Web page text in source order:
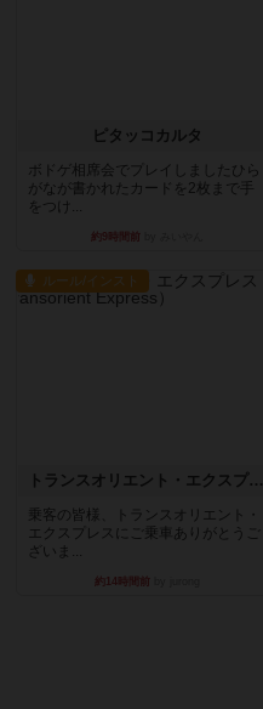
ピタッコカルタ
ボドゲ相席会でプレイしましたひら
がなが書かれたカードを2枚まで手
をつけ...
約9時間前
ルール/インスト
トランスオリエント・エクスプレス
乗客の皆様、トランスオリエント・
エクスプレスにご乗車ありがとうご
ざいま...
約14時間前